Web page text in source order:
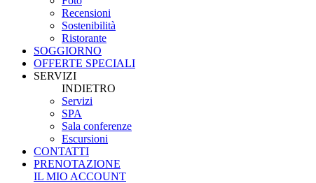
Recensioni
Sostenibilità
Ristorante
SOGGIORNO
OFFERTE SPECIALI
SERVIZI
INDIETRO
Servizi
SPA
Sala conferenze
Escursioni
CONTATTI
PRENOTAZIONE
IL MIO ACCOUNT